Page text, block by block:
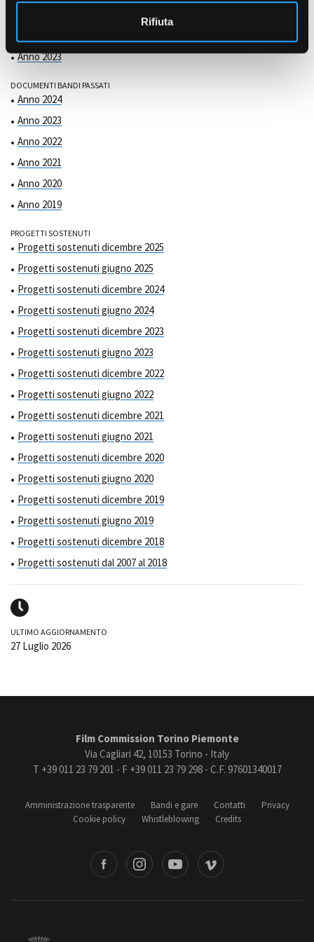
Rifiuta
Anno 2023
DOCUMENTI BANDI PASSATI
Anno 2024
Anno 2023
Anno 2022
Anno 2021
Anno 2020
Anno 2019
PROGETTI SOSTENUTI
Progetti sostenuti dicembre 2025
Progetti sostenuti giugno 2025
Progetti sostenuti dicembre 2024
Progetti sostenuti giugno 2024
Progetti sostenuti dicembre 2023
Progetti sostenuti giugno 2023
Progetti sostenuti dicembre 2022
Progetti sostenuti giugno 2022
Progetti sostenuti dicembre 2021
Progetti sostenuti giugno 2021
Progetti sostenuti dicembre 2020
Progetti sostenuti giugno 2020
Progetti sostenuti dicembre 2019
Progetti sostenuti giugno 2019
Progetti sostenuti dicembre 2018
Progetti sostenuti dal 2007 al 2018
ULTIMO AGGIORNAMENTO
27 Luglio 2026
Film Commission Torino Piemonte
Via Cagliari 42, 10153 Torino - Italy
T +39 011 23 79 201 - F +39 011 23 79 298 - C.F. 97601340017
Amministrazione trasparente Bandi e gare Contatti
Privacy
Cookie policy
Whistleblowing Credits
Vimeo